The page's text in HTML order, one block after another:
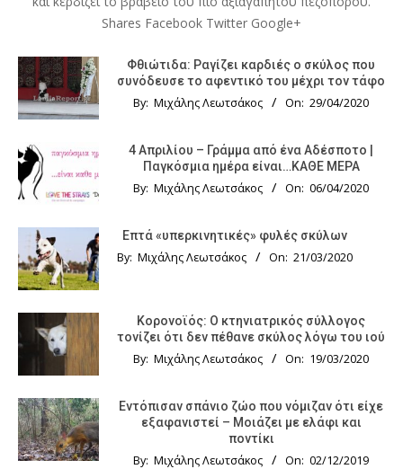
Shares Facebook Twitter Google+
Φθιώτιδα: Ραγίζει καρδιές ο σκύλος που
συνόδευσε το αφεντικό του μέχρι τον τάφο
By: Μιχάλης Λεωτσάκος On: 29/04/2020
4 Απριλίου – Γράμμα από ένα Αδέσποτο |
Παγκόσμια ημέρα είναι…ΚΑΘΕ ΜΕΡΑ
By: Μιχάλης Λεωτσάκος On: 06/04/2020
Επτά «υπερκινητικές» φυλές σκύλων
By: Μιχάλης Λεωτσάκος On: 21/03/2020
Κορονοϊός: Ο κτηνιατρικός σύλλογος
τονίζει ότι δεν πέθανε σκύλος λόγω του ιού
By: Μιχάλης Λεωτσάκος On: 19/03/2020
Εντόπισαν σπάνιο ζώο που νόμιζαν ότι είχε
εξαφανιστεί – Μοιάζει με ελάφι και
ποντίκι
By: Μιχάλης Λεωτσάκος On: 02/12/2019